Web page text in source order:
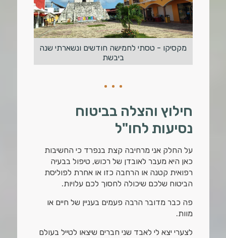
מקסיקו - טסתי לחמישה חודשים ונשארתי שנה
ביבשת
חילוץ והצלה בביטוח
נסיעות לחו"ל
על החלק אני מרחיבה קצת בנפרד כי החשיבות
כאן היא מעבר לאובדן של רכוש, טיפול בבעיה
רפואית קטנה או הרחבה כזו או אחרת לפוליסת
הביטוח שלכם שיכולה לחסוך לכם עלויות.
פה כבר מדובר הרבה פעמים בעניין של חיים או
מוות.
לצערי יצא לי לאבד שני חברים שיצאו לטייל בעולם